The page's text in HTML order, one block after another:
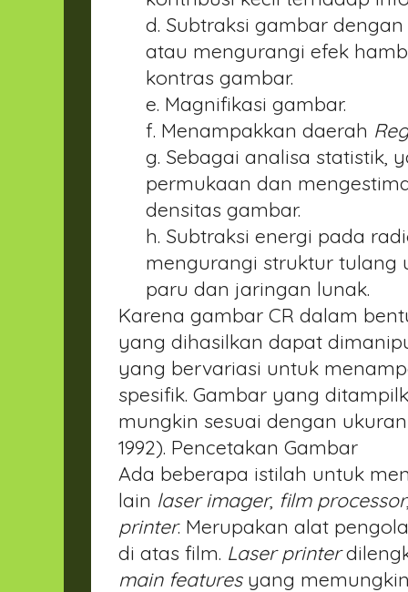
d. Subtraksi gambar
atau mengurangi efek
kontras gambar.
e. Magnifikasi gambar.
f. Menampakkan daerah
g. Sebagai analisa statistik,
permukaan dan
densitas gambar.
h. Subtraksi energi pada
mengurangi struktur
paru dan jaringan lunak.
Karena gambar CR dalam
yang dihasilkan dapat
yang bervariasi untuk
spesifik. Gambar yang
mungkin sesuai dengan
1992). Pencetakan Gambar
Ada beberapa istilah untuk
lain laser imager, film processor
printer. Merupakan alat
di atas film. Laser printer
main features yang